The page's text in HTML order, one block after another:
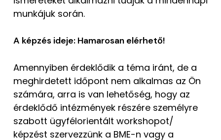
munkájuk során.
A képzés ideje: Hamarosan elérhető!
Amennyiben érdeklődik a téma iránt, de a
meghirdetett időpont nem alkalmas az Ön
számára, arra is van lehetőség, hogy az
érdeklődő intézmények részére személyre
szabott ügyfélorientált workshopot/
képzést szervezzünk a BME-n vagy a